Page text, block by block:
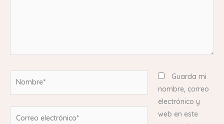
Guarda mi
nombre, correo
electrónico y
web en este